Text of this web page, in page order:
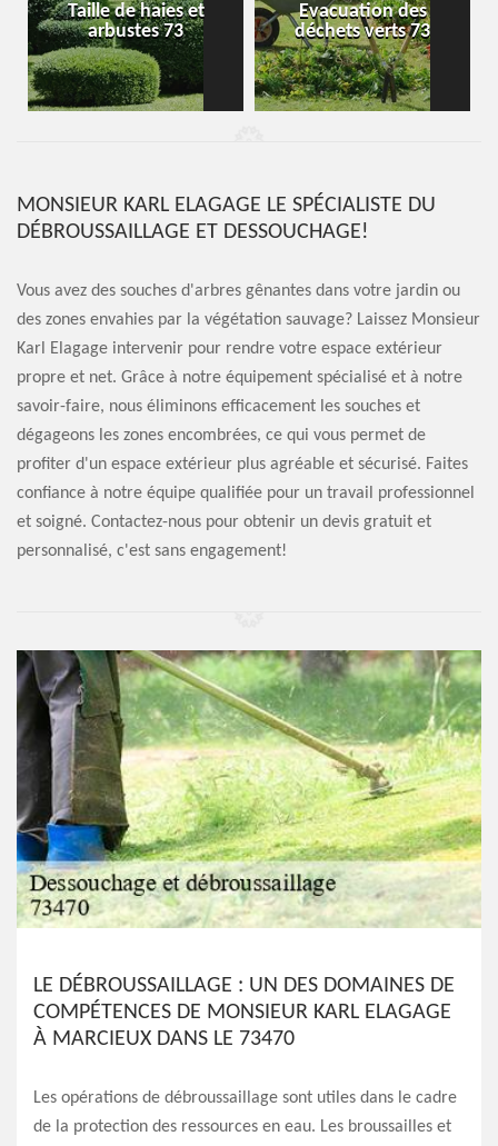
Taille de haies et
arbustes 73
Evacuation des
déchets verts 73
MONSIEUR KARL ELAGAGE LE SPÉCIALISTE DU
DÉBROUSSAILLAGE ET DESSOUCHAGE!
Vous avez des souches d'arbres gênantes dans votre jardin ou
des zones envahies par la végétation sauvage? Laissez Monsieur
Karl Elagage intervenir pour rendre votre espace extérieur
propre et net. Grâce à notre équipement spécialisé et à notre
savoir-faire, nous éliminons efficacement les souches et
dégageons les zones encombrées, ce qui vous permet de
profiter d'un espace extérieur plus agréable et sécurisé. Faites
confiance à notre équipe qualifiée pour un travail professionnel
et soigné. Contactez-nous pour obtenir un devis gratuit et
personnalisé, c'est sans engagement!
LE DÉBROUSSAILLAGE : UN DES DOMAINES DE
COMPÉTENCES DE MONSIEUR KARL ELAGAGE
À MARCIEUX DANS LE 73470
Les opérations de débroussaillage sont utiles dans le cadre
de la protection des ressources en eau. Les broussailles et